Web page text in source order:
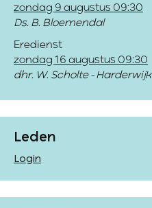
zondag 9 augustus 09:30
Ds. B. Bloemendal
Eredienst
zondag 16 augustus 09:30
dhr. W. Scholte - Harderwijk
Leden
Login